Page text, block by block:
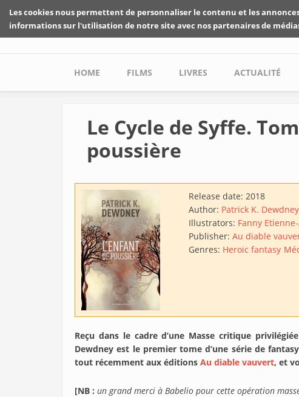
Skip to main content
Main menu
HOME FILMS LIVRES ACTUALITÉ
Le Cycle de Syffe.
poussière
Release date: 2018
Author: Patrick K. Dewdney
Illustrators: Fanny
Publisher: Au diable
Genres: Heroic fantasy
Reçu dans le cadre d’une Masse critique
Dewdney est le premier tome d’une série de
tout récemment aux éditions Au diable vauvert, et
[NB : un grand merci à Babelio pour cette opération
Les cookies nous permettent de personnaliser le contenu et les
informations sur l'utilisation de notre site avec nos partenaires de